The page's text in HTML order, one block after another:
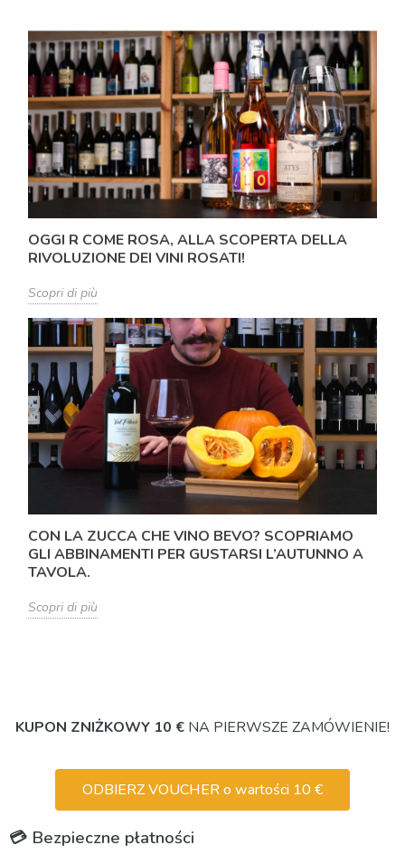
OGGI R COME ROSA, ALLA SCOPERTA DELLA
RIVOLUZIONE DEI VINI ROSATI!
Scopri di più
CON LA ZUCCA CHE VINO BEVO? SCOPRIAMO
GLI ABBINAMENTI PER GUSTARSI L’AUTUNNO A
TAVOLA.
Scopri di più
KUPON ZNIŻKOWY 10 € NA PIERWSZE ZAMÓWIENIE!
ODBIERZ VOUCHER o wartości 10 €
💳 Bezpieczne płatności